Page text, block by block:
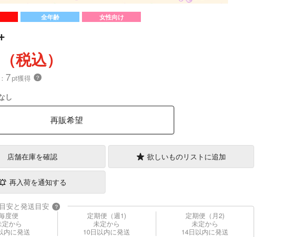
全年齢 女性向け
税込）
7pt獲得 ？
し
再販希望
店舗在庫を確認 欲しいものリストに追加
再入荷を通知する
安と発送目安 ?
度便
定から
内に発送
定期便（週1)
未定から
10日以内に発送
定期便（月2)
未定から
14日以内に発送